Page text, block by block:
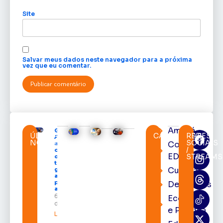
Site
Salvar meus dados neste navegador para a próxima
vez que eu comentar.
ÚLTIMAS
NOTÍCIAS
Governo do
Amapá
amplia
oferta de
cursos
técnicos e
garante
auxílio
permanência
a estudantes
6 de agosto
de 2026
Leia mais »
CATEGORIAS
Amapá
Cortes
EDcast
Cultura
Destaques
Economia
e Política
REDES
SOCIAIS
/
STREAMS